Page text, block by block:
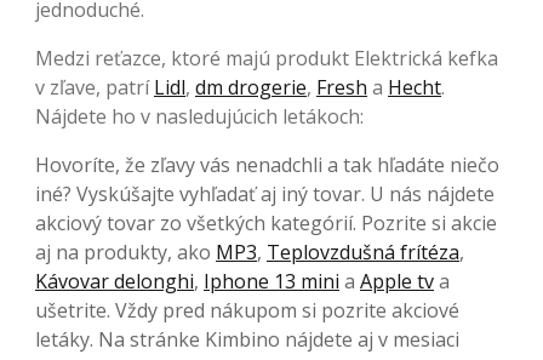
jednoduché.
Medzi reťazce, ktoré majú produkt Elektrická kefka
v zľave, patríLidl, dm drogerie, Fresh a Hecht.
Nájdete ho v nasledujúcich letákoch:
Hovoríte, že zľavy vás nenadchli a tak hľadáte niečo
iné? Vyskúšajte vyhľadať aj iný tovar. U nás nájdete
akciový tovar zo všetkých kategórií. Pozrite si akcie
aj na produkty, ako MP3, Teplovzdušná frítéza,
Kávovar delonghi, Iphone 13 mini a Apple tva
ušetrite. Vždy pred nákupom si pozrite akciové
letáky. Na stránke Kimbino nájdete aj v mesiaci